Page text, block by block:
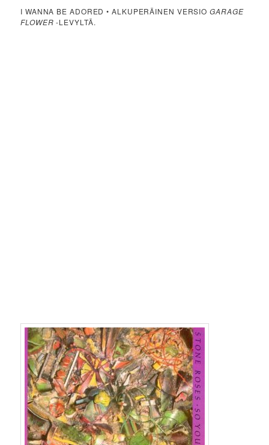
I WANNA BE ADORED • ALKUPERÄINEN VERSIOGARAGE
FLOWER -LEVYLTÄ.